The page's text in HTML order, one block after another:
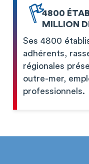
4800
MILLION
Ses 4800
adhérents,
régionales
outre-mer,
professionnels.